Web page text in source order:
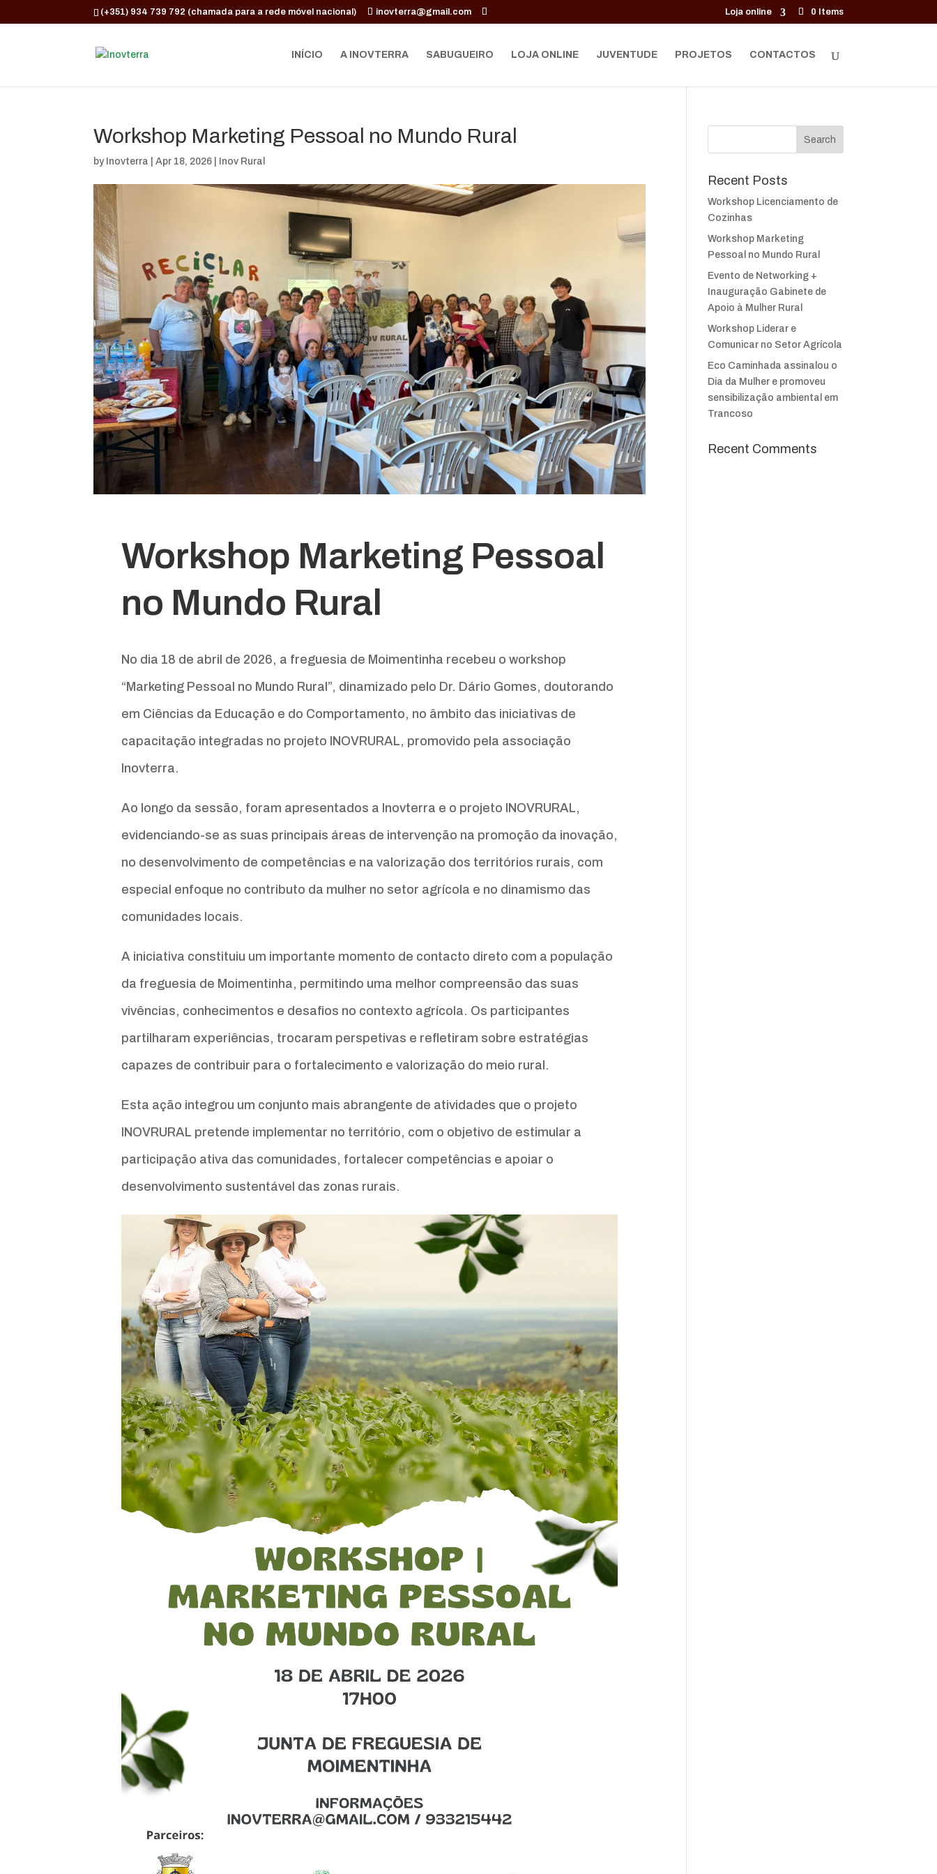
(+351) 934 739 792 (chamada para a rede móvel nacional) inovterra@gmail.com Loja online 0 Items
INÍCIO A INOVTERRA SABUGUEIRO LOJA ONLINE JUVENTUDE PROJETOS CONTACTOS
Workshop Marketing Pessoal no Mundo Rural
by Inovterra |Apr 18, 2026 Inov Rural
Workshop Marketing Pessoal
no Mundo Rural
No dia 18 de abril de 2026, a freguesia de Moimentinha recebeu o workshop
“Marketing Pessoal no Mundo Rural”, dinamizado pelo Dr. Dário Gomes, doutorando
em Ciências da Educação e do Comportamento, no âmbito das iniciativas de
capacitação integradas no projeto INOVRURAL, promovido pela associação
Inovterra.
Ao longo da sessão, foram apresentados a Inovterra e o projeto INOVRURAL,
evidenciando-se as suas principais áreas de intervenção na promoção da inovação,
no desenvolvimento de competências e na valorização dos territórios rurais, com
especial enfoque no contributo da mulher no setor agrícola e no dinamismo das
comunidades locais.
A iniciativa constituiu um importante momento de contacto direto com a população
da freguesia de Moimentinha, permitindo uma melhor compreensão das suas
vivências, conhecimentos e desafios no contexto agrícola. Os participantes
partilharam experiências, trocaram perspetivas e refletiram sobre estratégias
capazes de contribuir para o fortalecimento e valorização do meio rural.
Esta ação integrou um conjunto mais abrangente de atividades que o projeto
INOVRURAL pretende implementar no território, com o objetivo de estimular a
participação ativa das comunidades, fortalecer competências e apoiar o
desenvolvimento sustentável das zonas rurais.
Recent Posts
Workshop Licenciamento de
Cozinhas
Workshop Marketing
Pessoal no Mundo Rural
Evento de Networking +
Inauguração Gabinete de
Apoio à Mulher Rural
Workshop Liderar e
Comunicar no Setor Agrícola
Eco Caminhada assinalou o
Dia da Mulher e promoveu
sensibilização ambiental em
Trancoso
Recent Comments